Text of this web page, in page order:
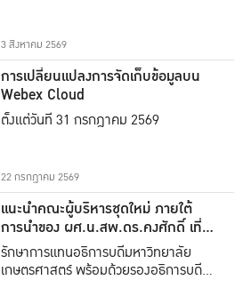
3 สิงหาคม 2569
การเปลี่ยนแปลงการจัดเก็บข้อมูลบน
Webex Cloud
ตั้งแต่วันที่ 31 กรกฎาคม 2569
22 กรกฎาคม 2569
แนะนำคณะผู้บริหารชุดใหม่ ภายใต้
การนำของ ผศ.น.สพ.ดร.คงศักดิ์ เที่ยง
ธรรม
รักษาการแทนอธิการบดีมหาวิทยาลัย
เกษตรศาสตร์ พร้อมด้วยรองอธิการบดีทั้ง